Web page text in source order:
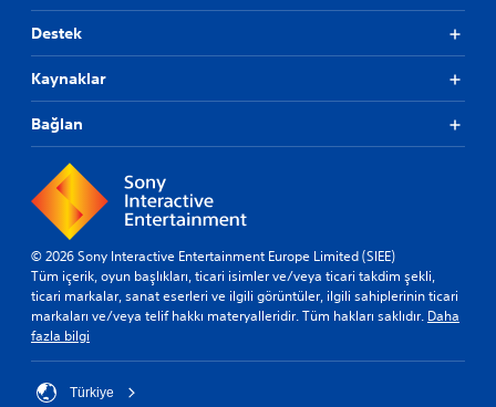
Destek
Kaynaklar
Bağlan
© 2026 Sony Interactive Entertainment Europe Limited (SIEE)
Tüm içerik, oyun başlıkları, ticari isimler ve/veya ticari takdim şekli,
ticari markalar, sanat eserleri ve ilgili görüntüler, ilgili sahiplerinin ticari
markaları ve/veya telif hakkı materyalleridir. Tüm hakları saklıdır. Daha
fazla bilgi
Türkiye